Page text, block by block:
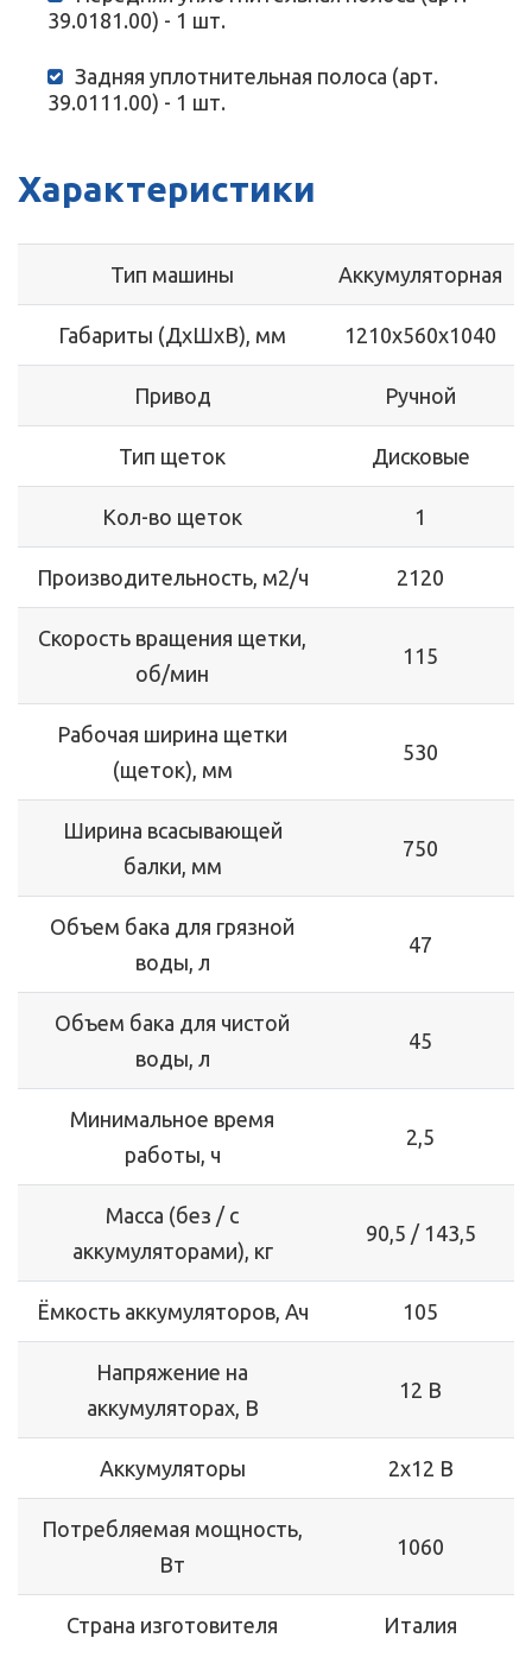
39.0181.00) - 1 шт.
Задняя уплотнительная полоса (арт.
39.0111.00) - 1 шт.
Характеристики
Тип машины Аккумуляторная
Габариты (ДхШхВ), мм 1210х560х1040
Привод Ручной
Тип щеток Дисковые
Кол-во щеток 1
Производительность, м2/ч 2120
Скорость вращения щетки,
об/мин
115
Рабочая ширина щетки
(щеток), мм
530
Ширина всасывающей
балки, мм
750
Объем бака для грязной
воды, л
47
Объем бака для чистой
воды, л
45
Минимальное время
работы, ч
2,5
Масса (без / с
аккумуляторами), кг
90,5 / 143,5
Ёмкость аккумуляторов, Ач 105
Напряжение на
аккумуляторах, В
12 В
Аккумуляторы 2x12 В
Потребляемая мощность,
Вт
1060
Страна изготовителя Италия